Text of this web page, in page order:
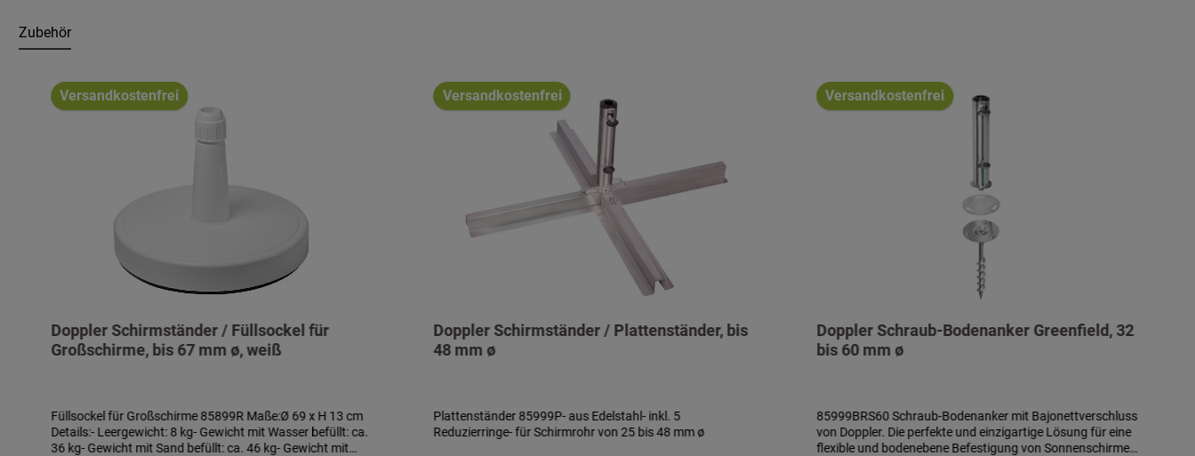
Zubehör
Versandkostenfrei
Doppler Schirmständer / Füllsockel für
Großschirme, bis 67 mm ø, weiß
Füllsockel für Großschirme 85899R Maße:Ø 69 x H 13 cm
Details:- Leergewicht: 8 kg- Gewicht mit Wasser befüllt: ca.
36 kg- Gewicht mit Sand befüllt: ca. 46 kg- Gewicht mit
Versandkostenfrei
Doppler Schirmständer / Plattenständer, bis
48 mm ø
Plattenständer 85999P- aus Edelstahl- inkl. 5
Reduzierringe- für Schirmrohr von 25 bis 48 mm ø
Versandkostenfrei
Doppler Schraub-Bodenanker Greenfield, 32
bis 60 mm ø
85999BRS60 Schraub-Bodenanker mit Bajonettverschluss
von Doppler. Die perfekte und einzigartige Lösung für eine
flexible und bodenebene Befestigung von Sonnenschirmen